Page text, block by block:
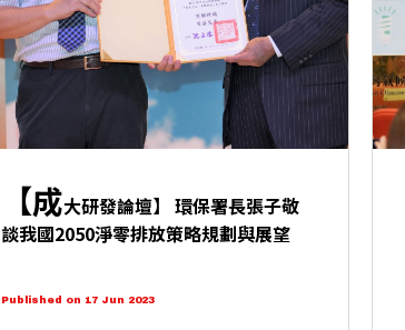
【成大研發論壇】 環保署長張子敬
談我國2050淨零排放策略規劃與展望
Published on 17 Jun 2023